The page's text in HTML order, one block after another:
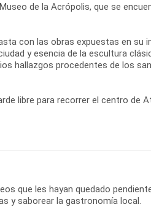
de la Acrópolis, que se
con las obras expuestas en su
y esencia de la escultura
hallazgos procedentes de los
libre para recorrer el centro de
que les hayan quedado
y saborear la gastronomía local.